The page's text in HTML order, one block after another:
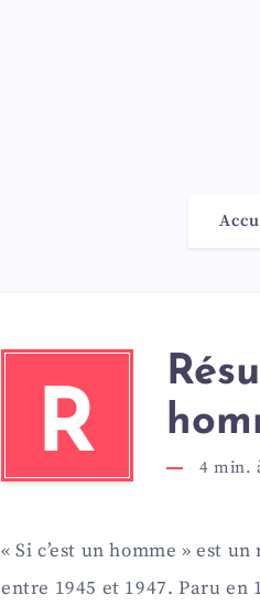
R 4 min.
« Si c’est un homme » est
entre 1945 et 1947. Paru en